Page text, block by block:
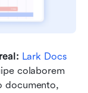
Lark Docs
colaborem
documento,